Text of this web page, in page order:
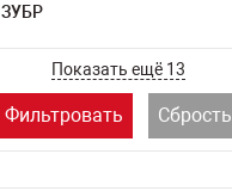
ЗУБР
Показать ещё 13
Фильтровать Сбрость